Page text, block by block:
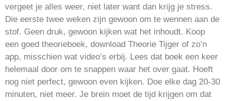
vergeet je alles weer, niet later want dan krijg je stress.
Die eerste twee weken zijn gewoon om te wennen aan de
stof. Geen druk, gewoon kijken wat het inhoudt. Koop
een goed theorieboek, download Theorie Tijger of zo’n
app, misschien wat video’s erbij. Lees dat boek een keer
helemaal door om te snappen waar het over gaat. Hoeft
nog niet perfect, gewoon even kijken. Doe elke dag 20-30
minuten, niet meer. Je brein moet de tijd krijgen om dat